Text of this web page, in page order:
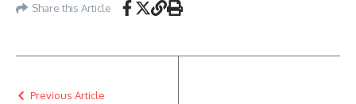
Share this Article
Previous Article